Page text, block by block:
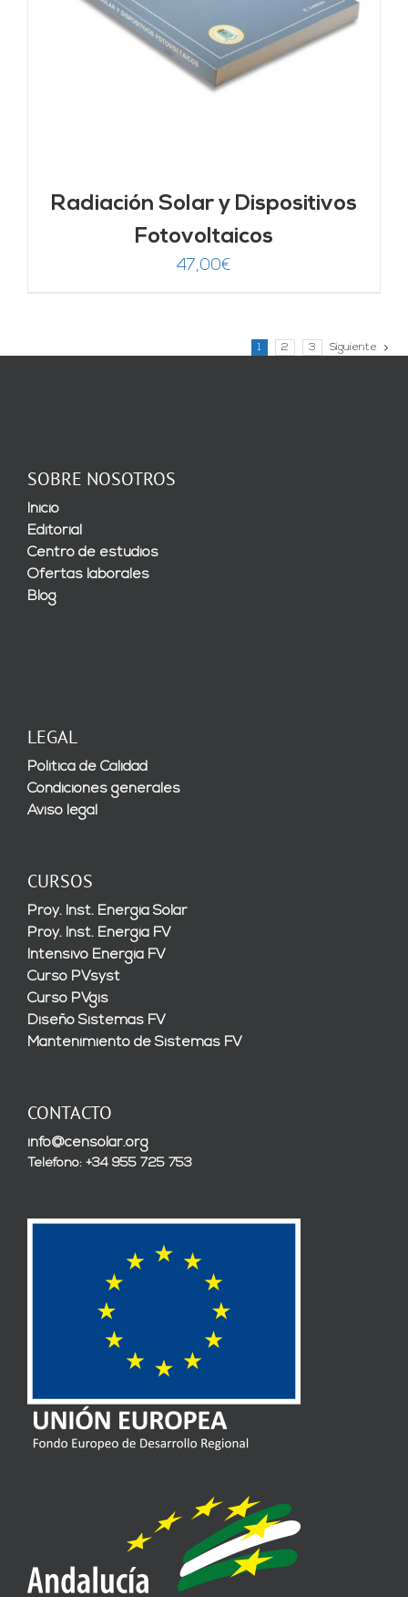
Radiación Solar y Dispositivos
Fotovoltaicos
47,00€
1 2 3 Siguiente
SOBRE NOSOTROS
Inicio
Editorial
Centro de estudios
Ofertas laborales
Blog
LEGAL
Política de Calidad
Condiciones generales
Aviso legal
CURSOS
Proy. Inst. Energía Solar
Proy. Inst. Energía FV
Intensivo Energía FV
Curso PVsyst
Curso PVgis
Diseño Sistemas FV
Mantenimiento de Sistemas FV
CONTACTO
info@censolar.org
Teléfono: +34 955 725 753